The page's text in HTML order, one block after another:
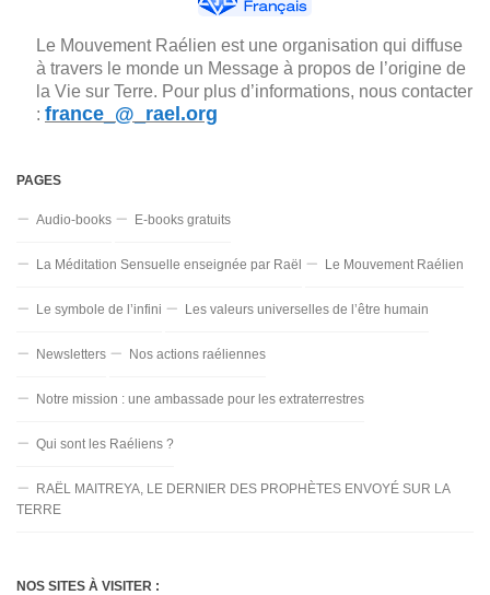
Le Mouvement Raélien est une organisation qui diffuse
à travers le monde un Message à propos de l’origine de
la Vie sur Terre. Pour plus d’informations, nous contacter
: france_@_rael.org
PAGES
Audio-books E-books gratuits
La Méditation Sensuelle enseignée par Raël Le Mouvement Raélien
Le symbole de l’infini Les valeurs universelles de l’être humain
Newsletters Nos actions raéliennes
Notre mission : une ambassade pour les extraterrestres
Qui sont les Raéliens ?
RAËL MAITREYA, LE DERNIER DES PROPHÈTES ENVOYÉ SUR LA
TERRE
NOS SITES À VISITER :